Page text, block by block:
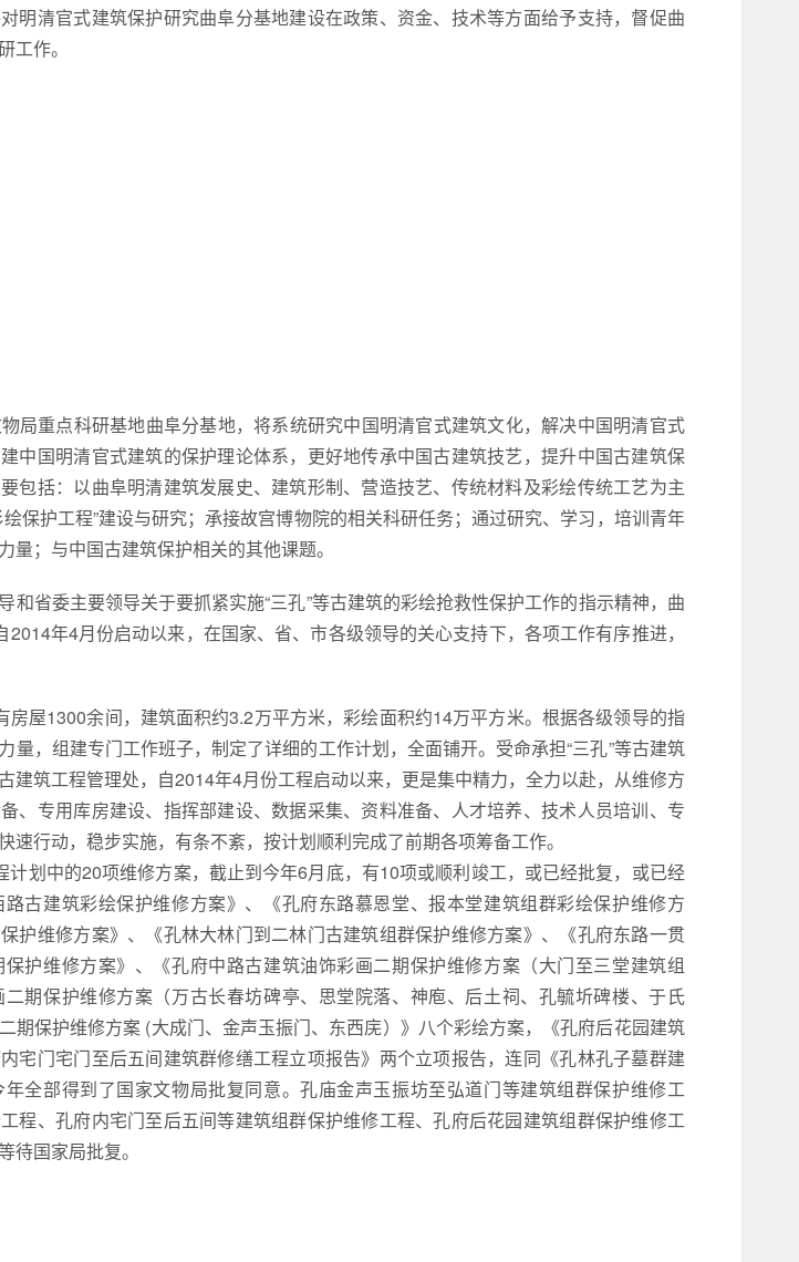
明清官式建筑保护研究曲阜分基地建设在政策、资金、技术等方面给予支持，督促曲
工作。
局重点科研基地曲阜分基地，将系统研究中国明清官式建筑文化，解决中国明清官式
中国明清官式建筑的保护理论体系，更好地传承中国古建筑技艺，提升中国古建筑保
包括：以曲阜明清建筑发展史、建筑形制、营造技艺、传统材料及彩绘传统工艺为主
保护工程”建设与研究；承接故宫博物院的相关科研任务；通过研究、学习，培训青年
量；与中国古建筑保护相关的其他课题。
和省委主要领导关于要抓紧实施“三孔”等古建筑的彩绘抢救性保护工作的指示精神，曲
2014年4月份启动以来，在国家、省、市各级领导的关心支持下，各项工作有序推进，
房屋1300余间，建筑面积约3.2万平方米，彩绘面积约14万平方米。根据各级领导的指
量，组建专门工作班子，制定了详细的工作计划，全面铺开。受命承担“三孔”等古建筑
建筑工程管理处，自2014年4月份工程启动以来，更是集中精力，全力以赴，从维修方
、专用库房建设、指挥部建设、数据采集、资料准备、人才培养、技术人员培训、专
速行动，稳步实施，有条不紊，按计划顺利完成了前期各项筹备工作。
计划中的20项维修方案，截止到今年6月底，有10项或顺利竣工，或已经批复，或已经
古建筑彩绘保护维修方案》、《孔府东路慕恩堂、报本堂建筑组群彩绘保护维修方
护维修方案》、《孔林大林门到二林门古建筑组群保护维修方案》、《孔府东路一贯
护维修方案》、《孔府中路古建筑油饰彩画二期保护维修方案（大门至三堂建筑组
期保护维修方案（万古长春坊碑亭、思堂院落、神庖、后土祠、孔毓圻碑楼、于氏
期保护维修方案 (大成门、金声玉振门、东西庑）》八个彩绘方案，《孔府后花园建筑
宅门宅门至后五间建筑群修缮工程立项报告》两个立项报告，连同《孔林孔子墓群建
全部得到了国家文物局批复同意。孔庙金声玉振坊至弘道门等建筑组群保护维修工
程、孔府内宅门至后五间等建筑组群保护维修工程、孔府后花园建筑组群保护维修工
待国家局批复。